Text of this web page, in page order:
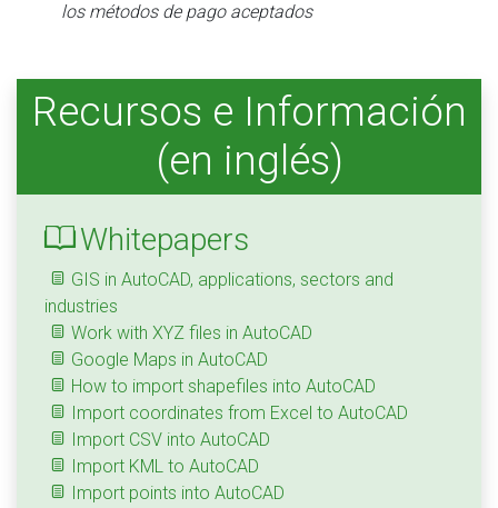
los métodos de pago aceptados
Recursos e Información
(en inglés)
Whitepapers
GIS in AutoCAD, applications, sectors and
industries
Work with XYZ files in AutoCAD
Google Maps in AutoCAD
How to import shapefiles into AutoCAD
Import coordinates from Excel to AutoCAD
Import CSV into AutoCAD
Import KML to AutoCAD
Import points into AutoCAD